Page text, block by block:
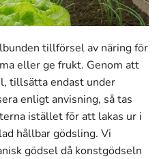
tillförsel av näring för
eller ge frukt. Genom att
tillsätta endast under
enligt anvisning, så tas
istället för att lakas ur i
hållbar gödsling. Vi
gödsel då konstgödseln